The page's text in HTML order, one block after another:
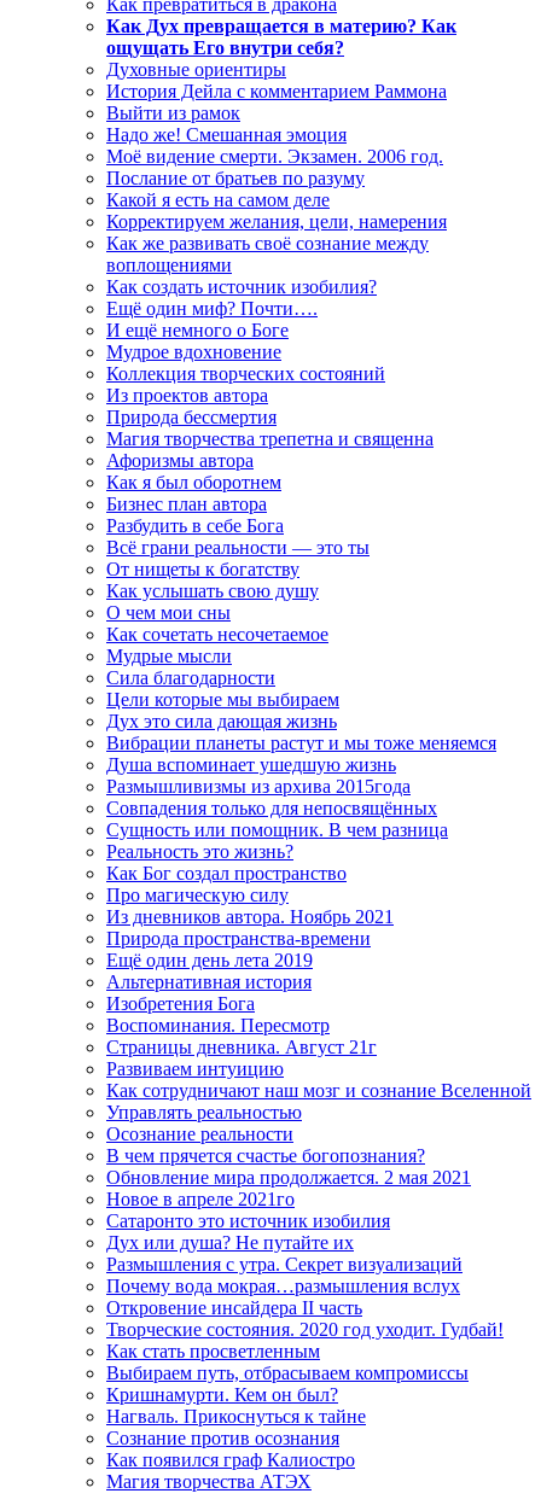
Как превратиться в дракона
Как Дух превращается в материю? Как
ощущать Его внутри себя?
Духовные ориентиры
История Дейла с комментарием Раммона
Выйти из рамок
Надо же! Смешанная эмоция
Моё видение смерти. Экзамен. 2006 год.
Послание от братьев по разуму
Какой я есть на самом деле
Корректируем желания, цели, намерения
Как же развивать своё сознание между
воплощениями
Как создать источник изобилия?
Ещё один миф? Почти….
И ещё немного о Боге
Мудрое вдохновение
Коллекция творческих состояний
Из проектов автора
Природа бессмертия
Магия творчества трепетна и священна
Афоризмы автора
Как я был оборотнем
Бизнес план автора
Разбудить в себе Бога
Всё грани реальности — это ты
От нищеты к богатству
Как услышать свою душу
О чем мои сны
Как сочетать несочетаемое
Мудрые мысли
Сила благодарности
Цели которые мы выбираем
Дух это сила дающая жизнь
Вибрации планеты растут и мы тоже меняемся
Душа вспоминает ушедшую жизнь
Размышливизмы из архива 2015года
Совпадения только для непосвящённых
Сущность или помощник. В чем разница
Реальность это жизнь?
Как Бог создал пространство
Про магическую силу
Из дневников автора. Ноябрь 2021
Природа пространства-времени
Ещё один день лета 2019
Альтернативная история
Изобретения Бога
Воспоминания. Пересмотр
Страницы дневника. Август 21г
Развиваем интуицию
Как сотрудничают наш мозг и сознание Вселенной
Управлять реальностью
Осознание реальности
В чем прячется счастье богопознания?
Обновление мира продолжается. 2 мая 2021
Новое в апреле 2021го
Сатаронто это источник изобилия
Дух или душа? Не путайте их
Размышления с утра. Секрет визуализаций
Почему вода мокрая…размышления вслух
Откровение инсайдера II часть
Творческие состояния. 2020 год уходит. Гудбай!
Как стать просветленным
Выбираем путь, отбрасываем компромиссы
Кришнамурти. Кем он был?
Нагваль. Прикоснуться к тайне
Сознание против осознания
Как появился граф Калиостро
Магия творчества АТЭХ